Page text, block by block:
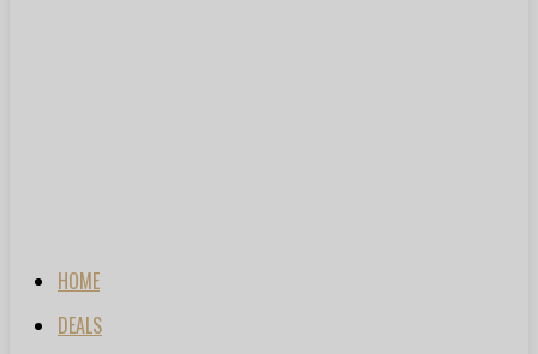
HOME
DEALS